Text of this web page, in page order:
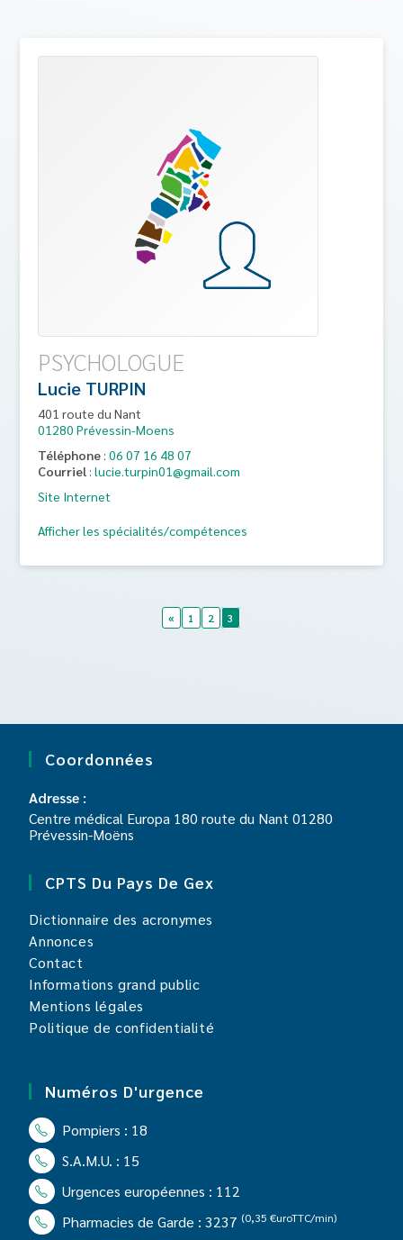
PSYCHOLOGUE
Lucie TURPIN
401 route du Nant
01280 Prévessin-Moens
Téléphone : 06 07 16 48 07
Courriel : lucie.turpin01@gmail.com
Site Internet
Afficher les spécialités/compétences
« 1 2 3
Coordonnées
Adresse :
Centre médical Europa 180 route du Nant 01280
Prévessin-Moëns
CPTS Du Pays De Gex
Dictionnaire des acronymes
Annonces
Contact
Informations grand public
Mentions légales
Politique de confidentialité
Numéros D'urgence
Pompiers : 18
S.A.M.U. : 15
Urgences européennes : 112
Pharmacies de Garde : 3237 (0,35 €uroTTC/min)